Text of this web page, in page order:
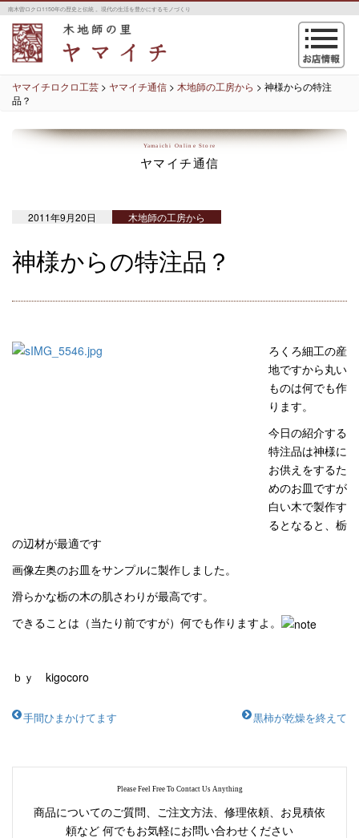
南木曽ロクロ1150年の歴史と伝統 。現代の生活を豊かにするモノづくり
navigation
ヤマイチロクロ工芸 > ヤマイチ通信 > 木地師の工房から > 神様からの特注
品？
Yamaichi Online Store
ヤマイチ通信
2011年9月20日 木地師の工房から
神様からの特注品？
ろくろ細工の産
地ですから丸い
ものは何でも作
ります。
今日の紹介する
特注品は神様に
お供えをするた
めのお皿ですが
白い木で製作す
るとなると、栃
の辺材が最適です
画像左奥のお皿をサンプルに製作しました。
滑らかな栃の木の肌さわりが最高です。
できることは（当たり前ですが）何でも作りますよ。
ｂｙ kigocoro
手間ひまかけてます 黒柿が乾燥を終えて
Please Feel Free To Contact Us Anything
商品についてのご質問、ご注文方法、修理依頼、お見積依
頼など 何でもお気軽にお問い合わせください